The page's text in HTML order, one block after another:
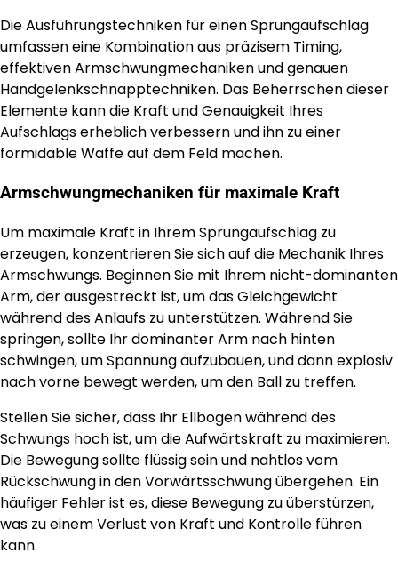
Die Ausführungstechniken für einen Sprungaufschlag
umfassen eine Kombination aus präzisem Timing,
effektiven Armschwungmechaniken und genauen
Handgelenkschnapptechniken. Das Beherrschen dieser
Elemente kann die Kraft und Genauigkeit Ihres
Aufschlags erheblich verbessern und ihn zu einer
formidable Waffe auf dem Feld machen.
Armschwungmechaniken für maximale Kraft
Um maximale Kraft in Ihrem Sprungaufschlag zu
erzeugen, konzentrieren Sie sichauf die Mechanik Ihres
Armschwungs. Beginnen Sie mit Ihrem nicht-dominanten
Arm, der ausgestreckt ist, um das Gleichgewicht
während des Anlaufs zu unterstützen. Während Sie
springen, sollte Ihr dominanter Arm nach hinten
schwingen, um Spannung aufzubauen, und dann explosiv
nach vorne bewegt werden, um den Ball zu treffen.
Stellen Sie sicher, dass Ihr Ellbogen während des
Schwungs hoch ist, um die Aufwärtskraft zu maximieren.
Die Bewegung sollte flüssig sein und nahtlos vom
Rückschwung in den Vorwärtsschwung übergehen. Ein
häufiger Fehler ist es, diese Bewegung zu überstürzen,
was zu einem Verlust von Kraft und Kontrolle führen
kann.